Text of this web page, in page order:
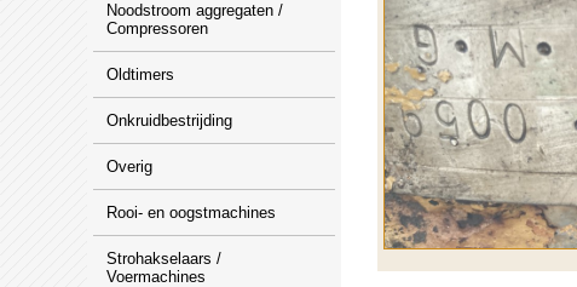
Noodstroom aggregaten /
Compressoren
Oldtimers
Onkruidbestrijding
Overig
Rooi- en oogstmachines
Strohakselaars /
Voermachines